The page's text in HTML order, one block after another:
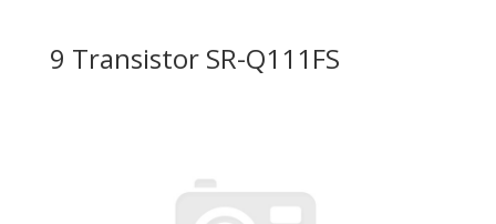
9 Transistor SR-Q111FS